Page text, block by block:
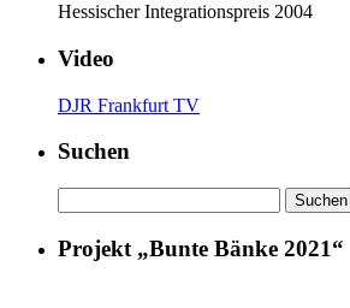
Hessischer Integrationspreis 2004
Video
DJR Frankfurt TV
Suchen
nach:
Projekt „Bunte Bänke 2021“